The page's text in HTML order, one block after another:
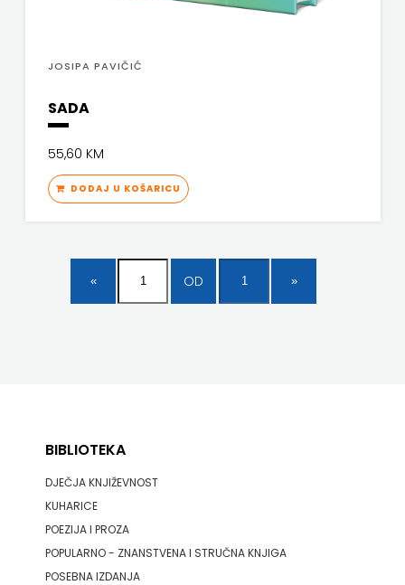
DJECA
NAŠA
NOVOTEKS
OMEGA
PLANETOPIJA
PLANJAX
KOMERC
POETIKA
JOSIPA PAVIČIĆ
SADA
55,60 KM
DODAJ U KOŠARICU
OD
BIBLIOTEKA
DJEČJA KNJIŽEVNOST
KUHARICE
POEZIJA I PROZA
POPULARNO - ZNANSTVENA I STRUČNA KNJIGA
POSEBNA IZDANJA